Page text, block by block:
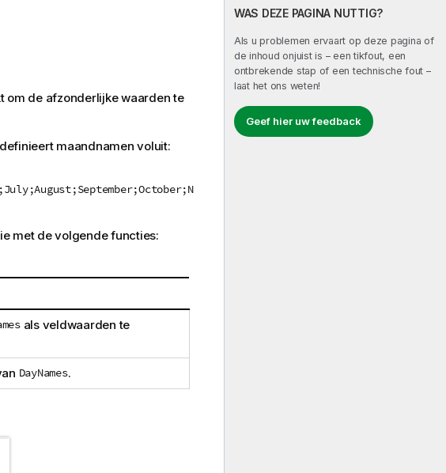
WAS DEZE PAGINA NUTTIG?
Als u problemen ervaart op deze pagina of
de inhoud onjuist is – een tikfout, een
ontbrekende stap of een technische fout –
laat het ons weten!
Geef hier uw feedback
om de afzonderlijke waarden te
maandnamen voluit:
met de volgende functies:
als veldwaarden te
DayNames.